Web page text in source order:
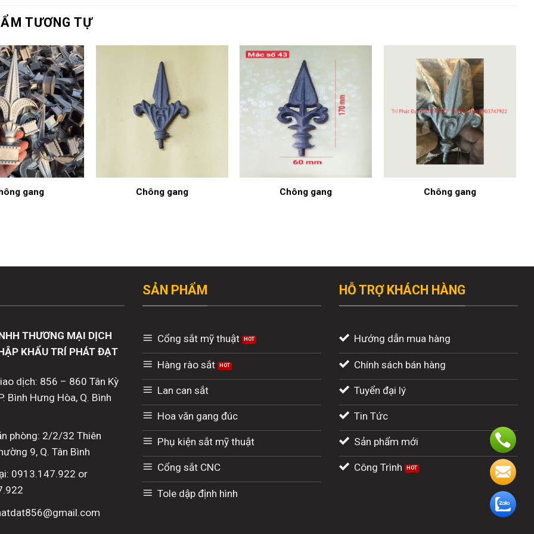
TƯƠNG TỰ
gang Chông gang Chông gang Chông gang
THƯƠNG MẠI DỊCH
KHẨU TRÍ PHÁT ĐẠT
dịch: 856 – 860 Tân Kỳ
Bình Hưng Hòa, Q. Bình
phòng: 2/2/32 Thiên
9, Q. Tân Bình
0913.147.922 or
SẢN PHẨM
Cổng sắt mỹ thuật
Hàng rào sắt
Lan can sắt
Hoa văn gang đúc
Phụ kiện sắt mỹ thuật
Cổng sắt CNC
Tole dập định hình
HỖ TRỢ KHÁCH HÀNG
Hướng dẫn mua hàng
Chính sách bán hàng
Tuyển đại lý
Tin Tức
Sản phẩm mới
Công Trình